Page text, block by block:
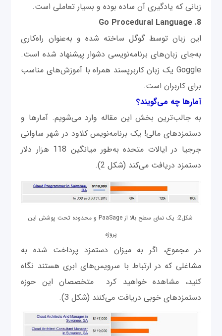
زبانی که یادگیری آن ساده بوده و بسیار تعاملی است.
8. Go Procedural Language
این زبان توسط گوگل ساخته شده و به‌عنوان راه‌کاری
به‌جای زبان‌های برنامه‌نویسی دشوار پیشنهاد شده است.
Goggle یک زبان کاربرپسند همراه با آموزش‌های مناسب
برای کاربران است.
آمارها چه می‌گویند؟
به جالب‌ترین بخش این مقاله وارد می‌شویم. آمارها و
دستمزد‌های مالی! یک برنامه‌نویس کلاود در شهر ساوانی
جرجیا در ایالات متحده به‌طور میانگین 118 هزار دلار
دستمزد دریافت می‌کند (شکل 2).
شکل2: یک نمای سطح بالا از PaaSage و محدوده تحت پوشش این
پروژه
در مجموع، اگر به میزان دستمزد پرداخت شده به
مشاغلی که در ارتباط با سرویس‌های ابری هستند نگاه
کنید، مشاهده خواهید کرد متخصصان این حوزه
دستمزدهای خوبی دریافت می‌کنند (شکل 3).